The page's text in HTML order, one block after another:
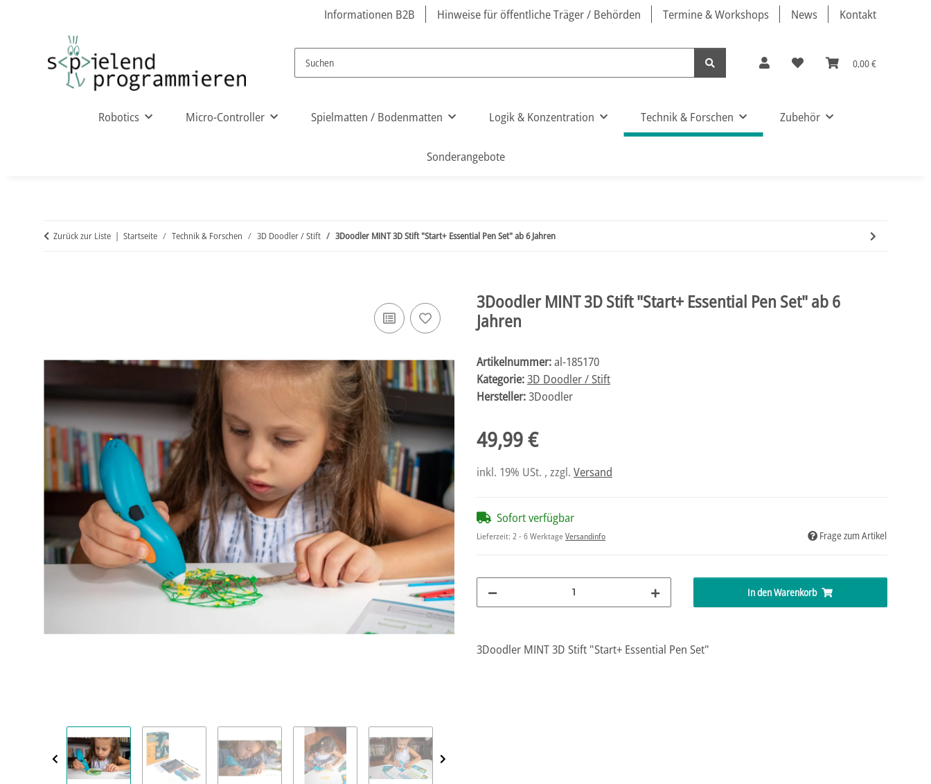
Informationen B2B Hinweise für öffentliche Träger / Behörden Termine & Workshops News Kontakt
0,00 €
Robotics Micro-Controller Spielmatten / Bodenmatten Logik & Konzentration Technik & Forschen Zubehör
Sonderangebote
Zurück zur Liste Startseite Technik & Forschen 3D Doodler / Stift 3Doodler MINT 3D Stift "Start+ Essential Pen Set" ab 6 Jahren
3Doodler MINT 3D Stift "Start+ Essential Pen Set" ab 6
Jahren
Artikelnummer:al-185170
Kategorie:3D Doodler / Stift
Hersteller:3Doodler
49,99 €
inkl. 19% USt. , zzgl. Versand
Sofort verfügbar
Lieferzeit: 2 - 6 WerktageVersandinfo Frage zum Artikel
In den Warenkorb
3Doodler MINT 3D Stift "Start+ Essential Pen Set"